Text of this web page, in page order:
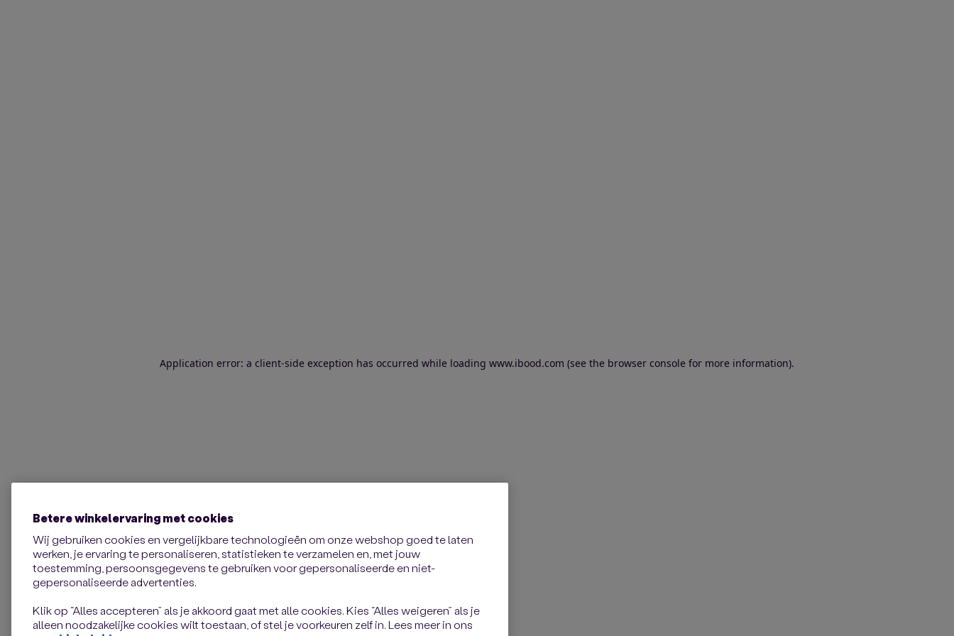
Application error: a client-side exception has occurred while loading www.ibood.com (see the browser console for more information).
Betere winkelervaring met cookies
Wij gebruiken cookies en vergelijkbare technologieën om onze webshop goed te laten
werken, je ervaring te personaliseren, statistieken te verzamelen en, met jouw
toestemming, persoonsgegevens te gebruiken voor gepersonaliseerde en niet-
gepersonaliseerde advertenties.
Klik op “Alles accepteren” als je akkoord gaat met alle cookies. Kies “Alles weigeren” als je
alleen noodzakelijke cookies wilt toestaan, of stel je voorkeuren zelf in. Lees meer in ons